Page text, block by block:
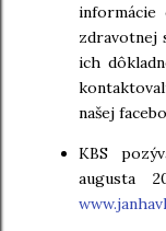
zdravotnej
ich
našej
KBS
augusta